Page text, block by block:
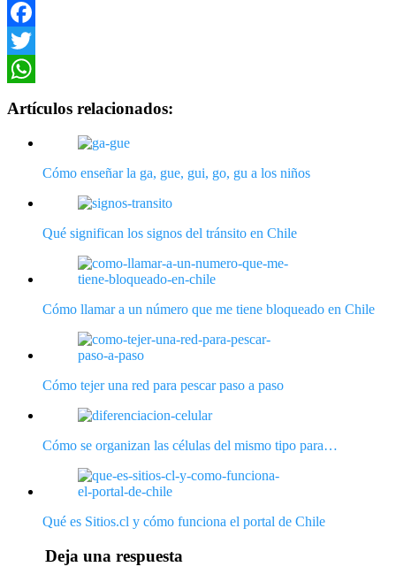
Facebook
Twitter
Artículos relacionados:
Cómo enseñar la ga, gue, gui, go, gu a los niños
Qué significan los signos del tránsito en Chile
Cómo llamar a un número que me tiene bloqueado en Chile
Cómo tejer una red para pescar paso a paso
Cómo se organizan las células del mismo tipo para…
Qué es Sitios.cl y cómo funciona el portal de Chile
Deja una respuesta